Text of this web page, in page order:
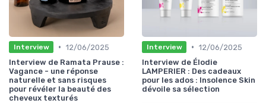
Interview • 12/06/2025
Interview de Ramata Prause :
Vagance - une réponse
naturelle et sans risques
pour révéler la beauté des
cheveux texturés
Interview • 12/06/2025
Interview de Élodie
LAMPERIER : Des cadeaux
pour les ados : Insolence Skin
dévoile sa sélection